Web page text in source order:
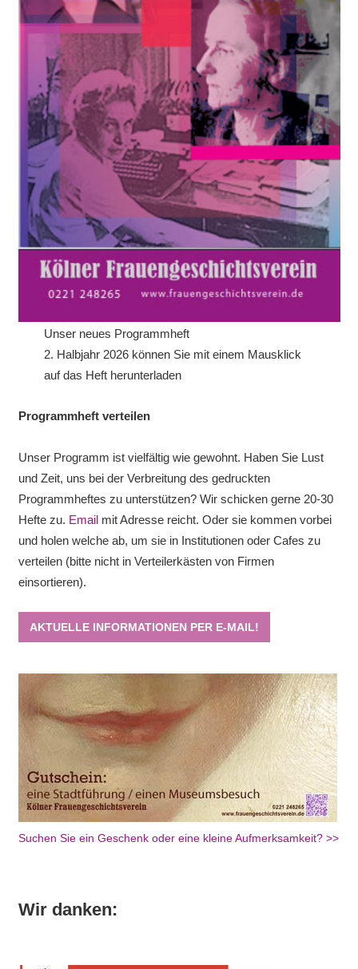
Unser neues Programmheft
2. Halbjahr 2026 können Sie mit einem Mausklick
auf das Heft herunterladen
Programmheft verteilen
Unser Programm ist vielfältig wie gewohnt. Haben Sie Lust
und Zeit, uns bei der Verbreitung des gedruckten
Programmheftes zu unterstützen? Wir schicken gerne 20-30
Hefte zu. Emailmit Adresse reicht. Oder sie kommen vorbei
und holen welche ab, um sie in Institutionen oder Cafes zu
verteilen (bitte nicht in Verteilerkästen von Firmen
einsortieren).
AKTUELLE INFORMATIONEN PER E-MAIL!
Suchen Sie ein Geschenk oder eine kleine Aufmerksamkeit? >>
Wir danken: